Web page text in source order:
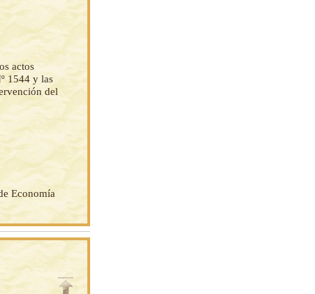
actos
1544 y las
del
Economía